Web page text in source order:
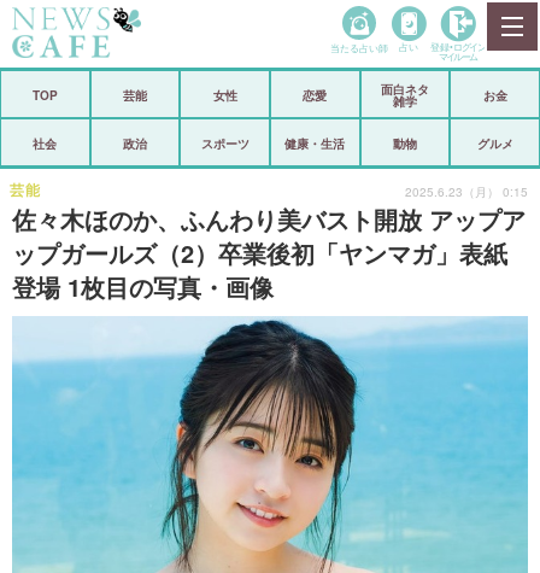
政治
芸能 スポーツ
恋愛
アリ／ナシ
ショップ
登録・ログイン/マイルーム
当たる占い師 占い 登録• ログイン
マイルーム
TOP 芸能 女性 恋愛
面白ネタ
雑学
お金
社会 政治 スポーツ 健康・生活 動物 グルメ
佐々木ほのか、ふんわり美バスト開放 アップア
ップガールズ（2）卒業後初「ヤンマガ」表紙
登場 1枚目の写真・画像
芸能 2025.6.23（月） 0:15